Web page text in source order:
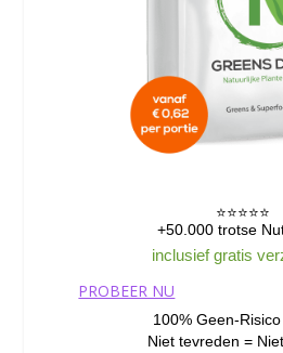
⭐️⭐️⭐️⭐️⭐️
+50.000 trotse
inclusief gratis
PROBEER NU
100% Geen-
Niet tevreden =